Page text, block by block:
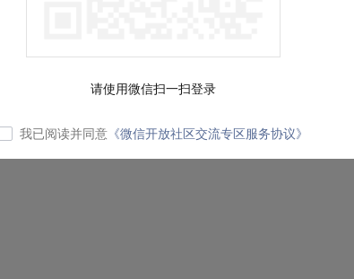
请使用微信扫一扫登录
我已阅读并同意 《微信开放社区交流专区服务协议》